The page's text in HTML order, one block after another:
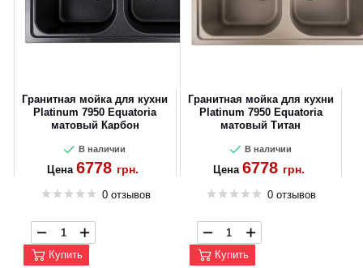
Гранитная мойка для кухни
Platinum 7950 Equatoria
матовый Карбон
В наличии
Цена 6778 грн.
0 отзывов
Купить
Гранитная мойка для кухни
Platinum 7950 Equatoria
матовый Титан
В наличии
Цена 6778 грн.
0 отзывов
Купить